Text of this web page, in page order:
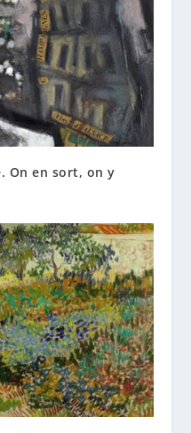
On en sort, on y